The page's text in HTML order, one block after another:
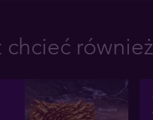
chcieć